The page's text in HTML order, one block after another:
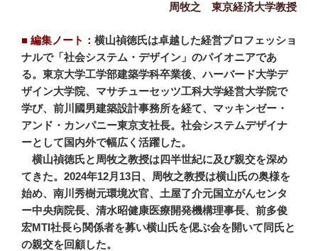
周牧之 東京経済大学教授
■ 編集ノート： 横山禎徳氏は卓越した経営プロフェッショ
ナルで「社会システム・デザイン」のパイオニアであ
る。東京大学工学部建築学科卒業後、ハーバード大学デ
ザイン大学院、マサチューセッツ工科大学経営大学院で
学び、前川國男建築設計事務所を経て、マッキンゼー・
アンド・カンパニー東京支社長。社会システムデザイナ
ーとして国内外で幅広く活躍した。
横山禎徳氏と周牧之教授は四半世紀に及び親交を深め
てきた。2024年12月13日、周牧之教授は横山氏の奥様を
始め、南川秀樹元環境次官、土屋了介元国立がんセンタ
ー中央病院長、清水昭健康医療開発機構理事長、前多俊
宏MTI社長ら関係者を募い横山氏を偲ぶ会を開いて同氏と
の親交を回顧した。